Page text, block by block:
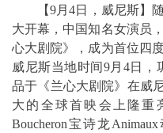
【9月4日，威尼斯】随
大开幕，中国知名女演员
心大剧院》，成为首位四
威尼斯当地时间9月4日，
品于《兰心大剧院》在威
大的全球首映会上隆重
Boucheron宝诗龙